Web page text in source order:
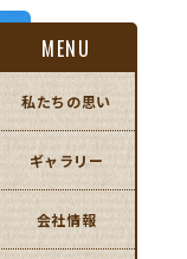
MENU
私たちの思い
ギャラリー
会社情報